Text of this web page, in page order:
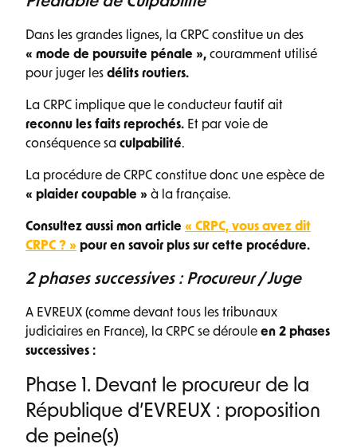
Dans les grandes lignes, la CRPC constitue un des
« mode de poursuite pénale », couramment utilisé
pour juger les délits routiers.
La CRPC implique que le conducteur fautif ait
reconnu les faits reprochés. Et par voie de
conséquence sa culpabilité.
La procédure de CRPC constitue donc une espèce de
« plaider coupable » à la française.
Consultez aussi mon article « CRPC, vous avez dit
CRPC ? » pour en savoir plus sur cette procédure.
2 phases successives : Procureur / Juge
A EVREUX (comme devant tous les tribunaux
judiciaires en France), la CRPC se déroule en 2 phases
successives :
Phase 1. Devant le procureur de la
République d’EVREUX : proposition
de peine(s)